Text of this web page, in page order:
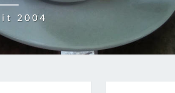
2004